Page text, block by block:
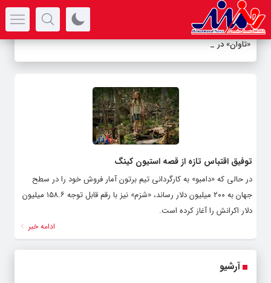
«تاوان» در پر_
توفیق اقتباس تازه از قصه استیون کینگ
در حالی که «دامبو» به کارگردانی تیم برتون آمار فروش خود را در سطح
جهان به ۲۰۰ میلیون دلار رساند، «شزم» نیز با رقم قابل توجه ۱۵۸.۶ میلیون
دلار اکرانش را آغاز کرده است.
ادامه خبر
آرشیو